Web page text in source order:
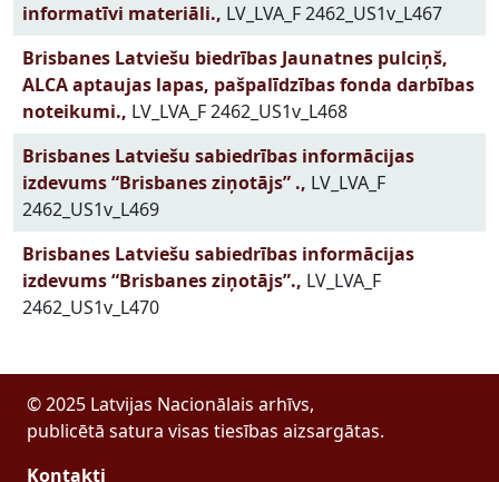
informatīvi materiāli., LV_LVA_F 2462_US1v_L467
Brisbanes Latviešu biedrības Jaunatnes pulciņš,
ALCA aptaujas lapas, pašpalīdzības fonda darbības
noteikumi., LV_LVA_F 2462_US1v_L468
Brisbanes Latviešu sabiedrības informācijas
izdevums “Brisbanes ziņotājs” ., LV_LVA_F
2462_US1v_L469
Brisbanes Latviešu sabiedrības informācijas
izdevums “Brisbanes ziņotājs”., LV_LVA_F
2462_US1v_L470
© 2025 Latvijas Nacionālais arhīvs,
publicētā satura visas tiesības aizsargātas.
Kontakti